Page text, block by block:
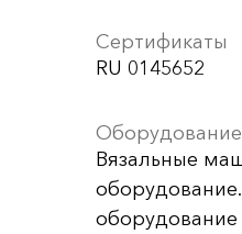
Сертификаты
RU 0145652
Вязальные